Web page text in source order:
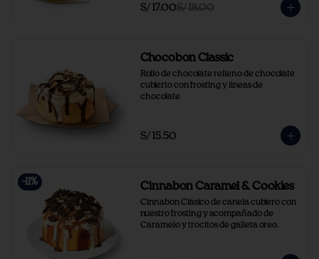
S/ 17.00S/ 18.00
Chocobon Classic
Rollo de chocolate relleno de chocolate
cubierto con frosting y lineas de
chocolate
S/ 15.50
-11 % Cinnabon Caramel & Cookies
Cinnabon Clásico de canela cubiero con
nuestro frosting y acompañado de
Caramelo y trocitos de galleta oreo.